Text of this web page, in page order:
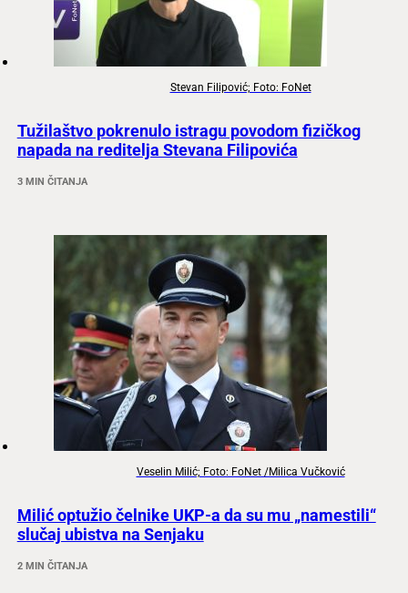
Stevan Filipović; Foto: FoNet
Tužilaštvo pokrenulo istragu povodom fizičkog
napada na reditelja Stevana Filipovića
3 MIN ČITANJA
Veselin Milić; Foto: FoNet /Milica Vučković
Milić optužio čelnike UKP-a da su mu „namestili“
slučaj ubistva na Senjaku
2 MIN ČITANJA